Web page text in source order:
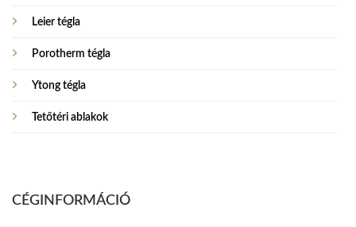
CÉGINFORMÁCIÓ
Leier tégla
Porotherm tégla
Ytong tégla
Tetőtéri ablakok